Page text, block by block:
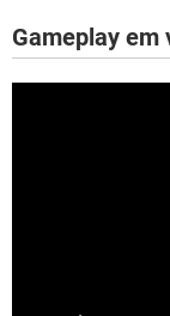
Gameplay em